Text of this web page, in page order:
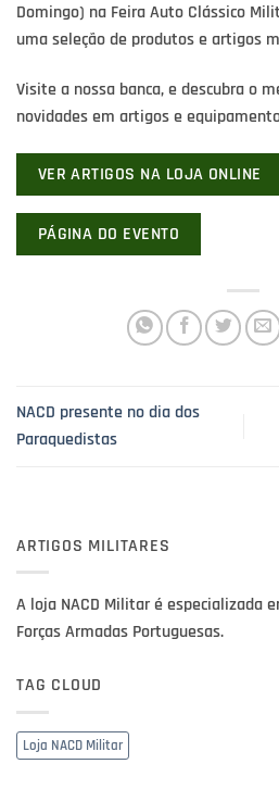
Domingo) na Feira Auto Clássico
uma seleção de produtos e artigos
Visite a nossa banca, e descubra o
novidades em artigos e
VER ARTIGOS NA LOJA ONLINE
PÁGINA DO EVENTO
NACD presente no dia dos
Paraquedistas
ARTIGOS MILITARES
A loja NACD Militar é especializada
Forças Armadas Portuguesas.
TAG CLOUD
Loja NACD Militar